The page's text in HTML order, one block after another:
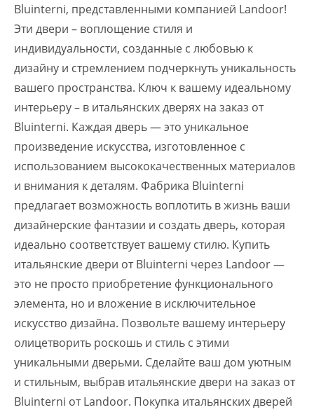
Bluinterni, представленными компанией Landoor!
Эти двери – воплощение стиля и
индивидуальности, созданные с любовью к
дизайну и стремлением подчеркнуть уникальность
вашего пространства. Ключ к вашему идеальному
интерьеру – в итальянских дверях на заказ от
Bluinterni. Каждая дверь — это уникальное
произведение искусства, изготовленное с
использованием высококачественных материалов
и внимания к деталям. Фабрика Bluinterni
предлагает возможность воплотить в жизнь ваши
дизайнерские фантазии и создать дверь, которая
идеально соответствует вашему стилю. Купить
итальянские двери от Bluinterni через Landoor —
это не просто приобретение функционального
элемента, но и вложение в исключительное
искусство дизайна. Позвольте вашему интерьеру
олицетворить роскошь и стиль с этими
уникальными дверьми. Сделайте ваш дом уютным
и стильным, выбрав итальянские двери на заказ от
Bluinterni от Landoor. Покупка итальянских дверей